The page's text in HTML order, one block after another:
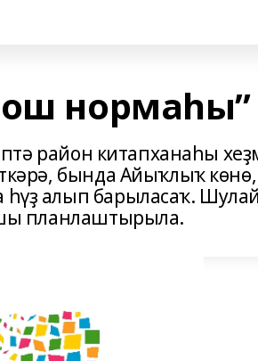
нормаһы”
район китапханаһы
бында Айыҡлыҡ
алып барыласаҡ.
планлаштырыла.